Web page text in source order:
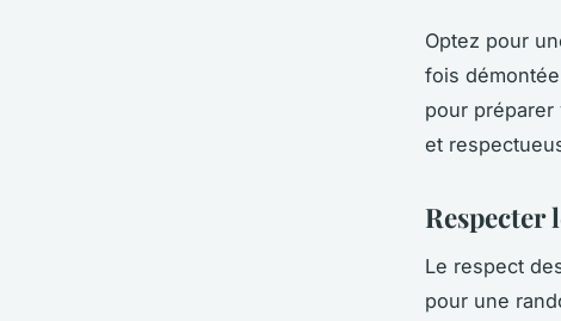
Optez pour
fois
pour
et
Respecter
Le respect
pour une